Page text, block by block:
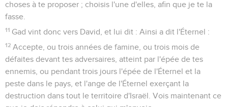
choses à te proposer ; choisis l'une d'elles, afin que je te la
fasse.
11 Gad vint donc vers David, et lui dit : Ainsi a dit l'Éternel :
12 Accepte, ou trois années de famine, ou trois mois de
défaites devant tes adversaires, atteint par l'épée de tes
ennemis, ou pendant trois jours l'épée de l'Éternel et la
peste dans le pays, et l'ange de l'Éternel exerçant la
destruction dans tout le territoire d'Israël. Vois maintenant ce